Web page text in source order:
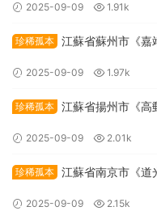
2025-09-09 1.91k
珍稀孤本 江蘇省蘇州市《嘉
2025-09-09 1.97k
珍稀孤本 江蘇省揚州市《高
2025-09-09 2.01k
珍稀孤本 江蘇省南京市《道
2025-09-09 2.15k